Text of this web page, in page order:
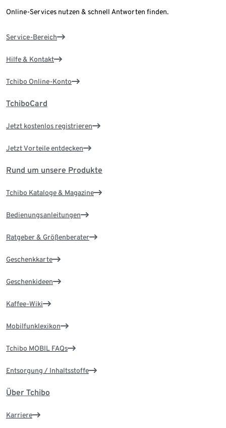
Online-Services nutzen & schnell Antworten finden.
Service-Bereich
Hilfe & Kontakt
Tchibo Online-Konto
TchiboCard
Jetzt kostenlos registrieren
Jetzt Vorteile entdecken
Rund um unsere Produkte
Tchibo Kataloge & Magazine
Bedienungsanleitungen
Ratgeber & Größenberater
Geschenkkarte
Geschenkideen
Kaffee-Wiki
Mobilfunklexikon
Tchibo MOBIL FAQs
Entsorgung / Inhaltsstoffe
Über Tchibo
Karriere